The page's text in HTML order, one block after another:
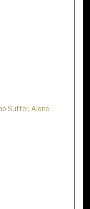
Suffer, Alone